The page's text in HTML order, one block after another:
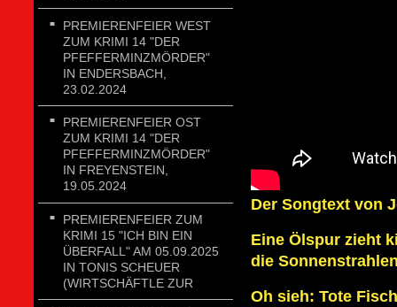
PREMIERENFEIER WEST
ZUM KRIMI 14 "DER
PFEFFERMINZMÖRDER"
IN ENDERSBACH,
23.02.2024
PREMIERENFEIER OST
ZUM KRIMI 14 "DER
PFEFFERMINZMÖRDER"
IN FREYENSTEIN,
19.05.2024
PREMIERENFEIER ZUM
KRIMI 15 "ICH BIN EIN
ÜBERFALL" AM 05.09.2025
IN TONIS SCHEUER
(WIRTSCHÄFTLE ZUR
Der Songtext von
Eine Ölspur zieht
die
Oh sieh: Tote